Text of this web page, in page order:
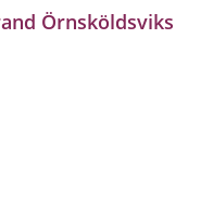
Örnsköldsviks